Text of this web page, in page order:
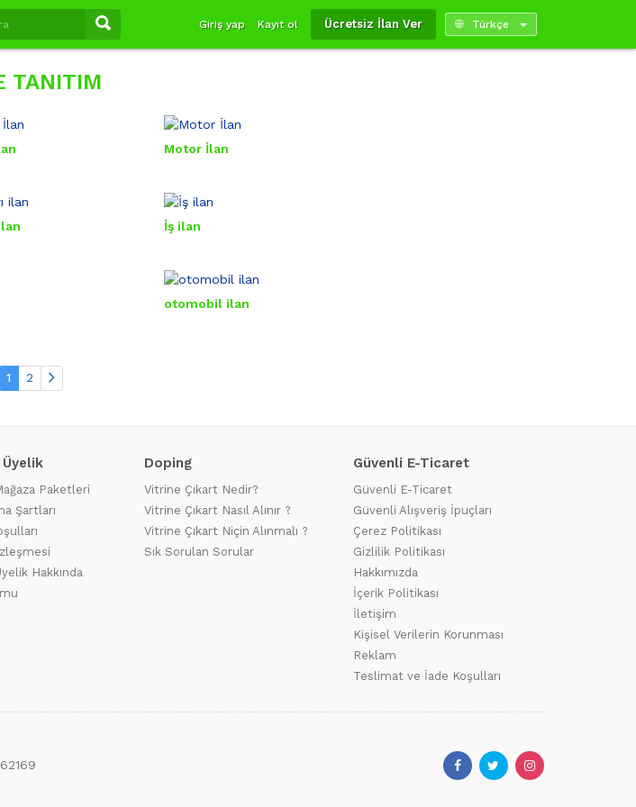
Giriş yap Kayıt ol Ücretsiz İlan Ver Türkçe
TANITIM
Motor İlan
İş ilan
otomobil ilan
1 2
Paketleri
Şartları
Hakkında
Doping
Vitrine Çıkart Nedir?
Vitrine Çıkart Nasıl Alınır ?
Vitrine Çıkart Niçin Alınmalı ?
Sık Sorulan Sorular
Güvenli E-Ticaret
Güvenli E-Ticaret
Güvenli Alışveriş İpuçları
Çerez Politikası
Gizlilik Politikası
Hakkımızda
İçerik Politikası
İletişim
Kişisel Verilerin Korunması
Reklam
Teslimat ve İade Koşulları